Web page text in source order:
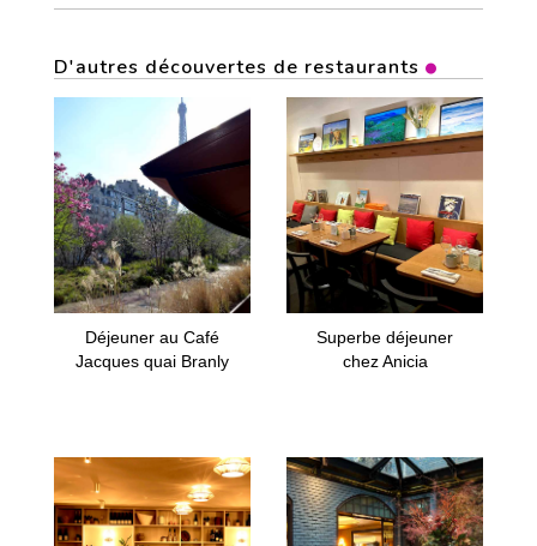
D'autres découvertes de restaurants
Déjeuner au Café
Jacques quai Branly
Superbe déjeuner
chez Anicia